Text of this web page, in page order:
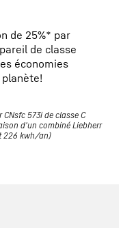
de 25%* par
de classe
économies
573i de classe C
d'un combiné Liebherr
226 kwh/an)